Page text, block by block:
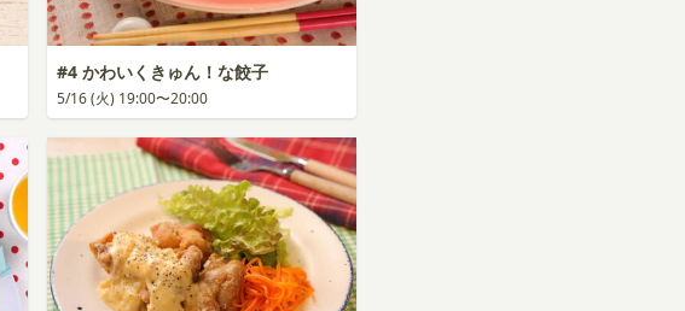
#4 かわいくきゅん！な餃子
5/16 (火) 19:00〜20:00